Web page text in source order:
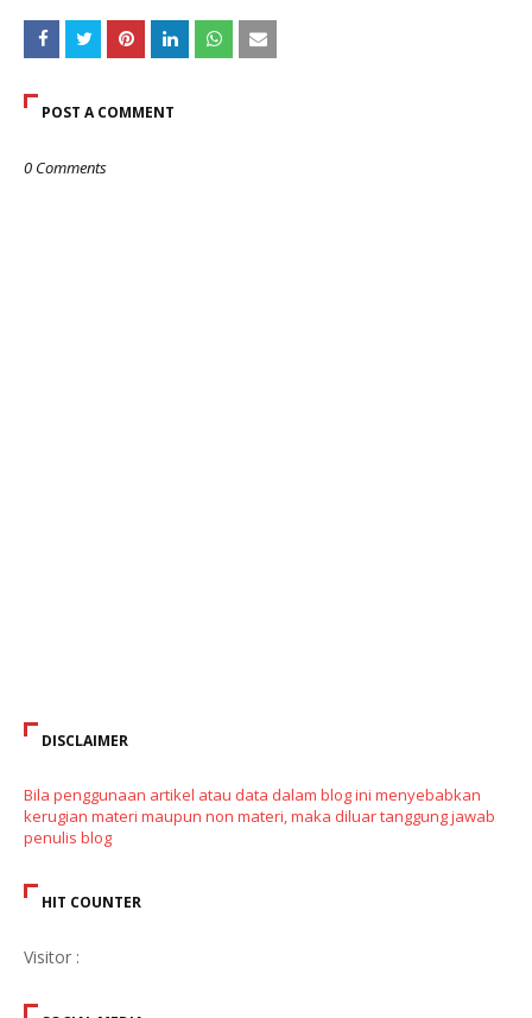
POST A COMMENT
0 Comments
DISCLAIMER
Bila penggunaan artikel atau data dalam blog ini menyebabkan
kerugian materi maupun non materi, maka diluar tanggung jawab
penulis blog
HIT COUNTER
Visitor :